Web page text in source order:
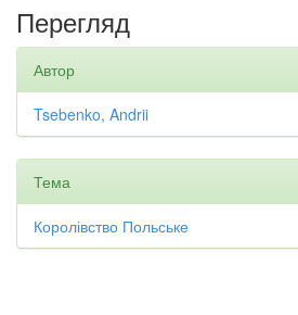
Перегляд
Автор
Tsebenko, Andrii
Тема
Королівство Польське